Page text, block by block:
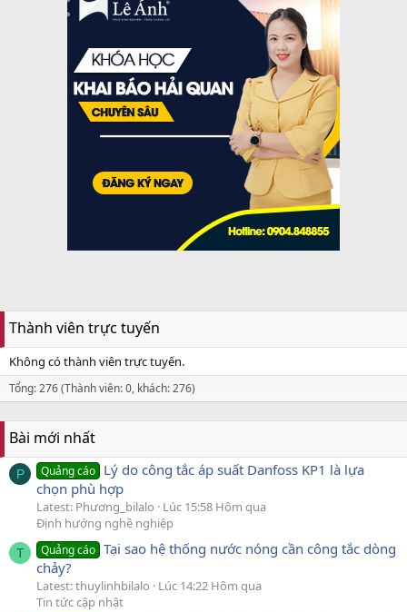
Thành viên trực tuyến
Không có thành viên trực tuyến.
Tổng: 276 (Thành viên: 0, khách: 276)
Bài mới nhất
P Quảng cáo Lý do công tắc áp suất Danfoss KP1 là lựa
chọn phù hợp
Latest: Phương_bilalo
Lúc 15:58 Hôm qua
Định hướng nghề nghiệp
T Quảng cáo Tại sao hệ thống nước nóng cần công tắc dòng
chảy?
Latest: thuylinhbilalo
Lúc 14:22 Hôm qua
Tin tức cập nhật